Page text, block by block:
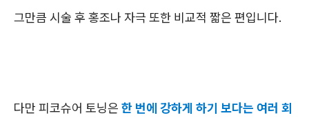
그만큼 시술 후 홍조나 자극 또한 비교적 짧은 편입니다.
다만 피코슈어 토닝은 한 번에 강하게 하기 보다는 여러 회